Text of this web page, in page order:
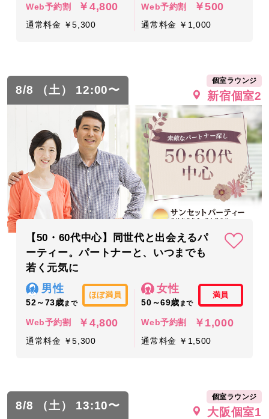
Web予約割 ￥4,800
通常料金 ￥5,300
Web予約割 ￥500
通常料金 ￥1,000
8/8 （土） 12:00〜
個室ラウンジ
新宿個室2
【50・60代中心】同世代と出会えるパ
ーティー。パートナーと、いつまでも
若く元気に
男性
52～73歳まで
ほぼ満員
Web予約割 ￥4,800
通常料金 ￥5,300
女性
50～69歳 まで
満員
Web予約割 ￥1,000
通常料金 ￥1,500
8/8 （土） 13:10〜
個室ラウンジ
大阪個室1